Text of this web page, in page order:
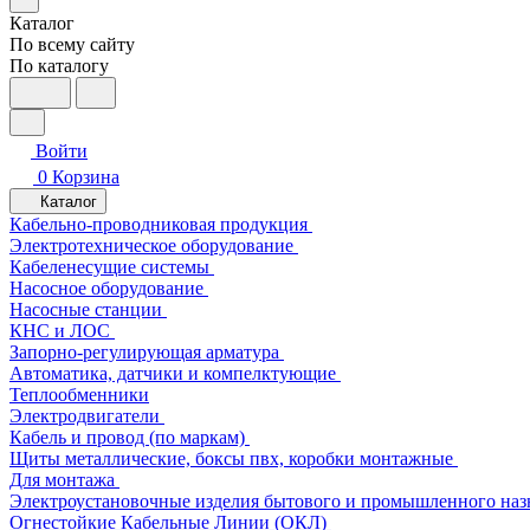
Каталог
По всему сайту
По каталогу
Войти
0 Корзина
Каталог
Кабельно-проводниковая продукция
Электротехническое оборудование
Кабеленесущие системы
Насосное оборудование
Насосные станции
КНС и ЛОС
Запорно-регулирующая арматура
Автоматика, датчики и компелктующие
Теплообменники
Электродвигатели
Кабель и провод (по маркам)
Щиты металлические, боксы пвх, коробки монтажные
Для монтажа
Электроустановочные изделия бытового и промышленного
Огнестойкие Кабельные Линии (ОКЛ)